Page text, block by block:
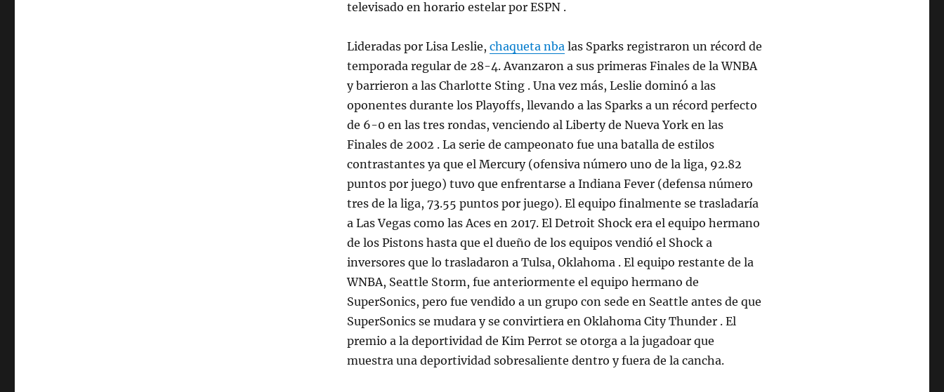
televisado en horario estelar por ESPN .
Lideradas por Lisa Leslie,chaqueta nba las Sparks registraron un récord de
temporada regular de 28-4. Avanzaron a sus primeras Finales de la WNBA
y barrieron a las Charlotte Sting . Una vez más, Leslie dominó a las
oponentes durante los Playoffs, llevando a las Sparks a un récord perfecto
de 6-0 en las tres rondas, venciendo al Liberty de Nueva York en las
Finales de 2002 . La serie de campeonato fue una batalla de estilos
contrastantes ya que el Mercury (ofensiva número uno de la liga, 92.82
puntos por juego) tuvo que enfrentarse a Indiana Fever (defensa número
tres de la liga, 73.55 puntos por juego). El equipo finalmente se trasladaría
a Las Vegas como las Aces en 2017. El Detroit Shock era el equipo hermano
de los Pistons hasta que el dueño de los equipos vendió el Shock a
inversores que lo trasladaron a Tulsa, Oklahoma . El equipo restante de la
WNBA, Seattle Storm, fue anteriormente el equipo hermano de
SuperSonics, pero fue vendido a un grupo con sede en Seattle antes de que
SuperSonics se mudara y se convirtiera en Oklahoma City Thunder . El
premio a la deportividad de Kim Perrot se otorga a la jugadoar que
muestra una deportividad sobresaliente dentro y fuera de la cancha.